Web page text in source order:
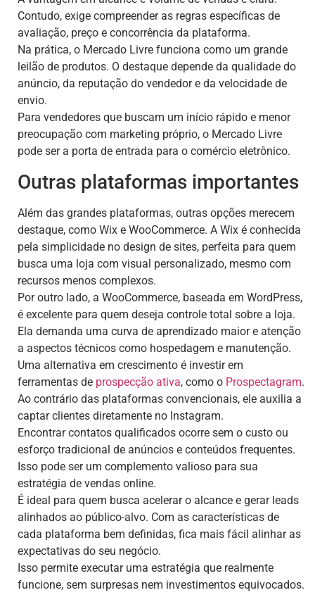
Contudo, exige compreender as regras específicas de
avaliação, preço e concorrência da plataforma.
Na prática, o Mercado Livre funciona como um grande
leilão de produtos. O destaque depende da qualidade do
anúncio, da reputação do vendedor e da velocidade de
envio.
Para vendedores que buscam um início rápido e menor
preocupação com marketing próprio, o Mercado Livre
pode ser a porta de entrada para o comércio eletrônico.
Outras plataformas importantes
Além das grandes plataformas, outras opções merecem
destaque, como Wix e WooCommerce. A Wix é conhecida
pela simplicidade no design de sites, perfeita para quem
busca uma loja com visual personalizado, mesmo com
recursos menos complexos.
Por outro lado, a WooCommerce, baseada em WordPress,
é excelente para quem deseja controle total sobre a loja.
Ela demanda uma curva de aprendizado maior e atenção
a aspectos técnicos como hospedagem e manutenção.
Uma alternativa em crescimento é investir em
ferramentas de prospecção ativa, como o Prospectagram.
Ao contrário das plataformas convencionais, ele auxilia a
captar clientes diretamente no Instagram.
Encontrar contatos qualificados ocorre sem o custo ou
esforço tradicional de anúncios e conteúdos frequentes.
Isso pode ser um complemento valioso para sua
estratégia de vendas online.
É ideal para quem busca acelerar o alcance e gerar leads
alinhados ao público-alvo. Com as características de
cada plataforma bem definidas, fica mais fácil alinhar as
expectativas do seu negócio.
Isso permite executar uma estratégia que realmente
funcione, sem surpresas nem investimentos equivocados.